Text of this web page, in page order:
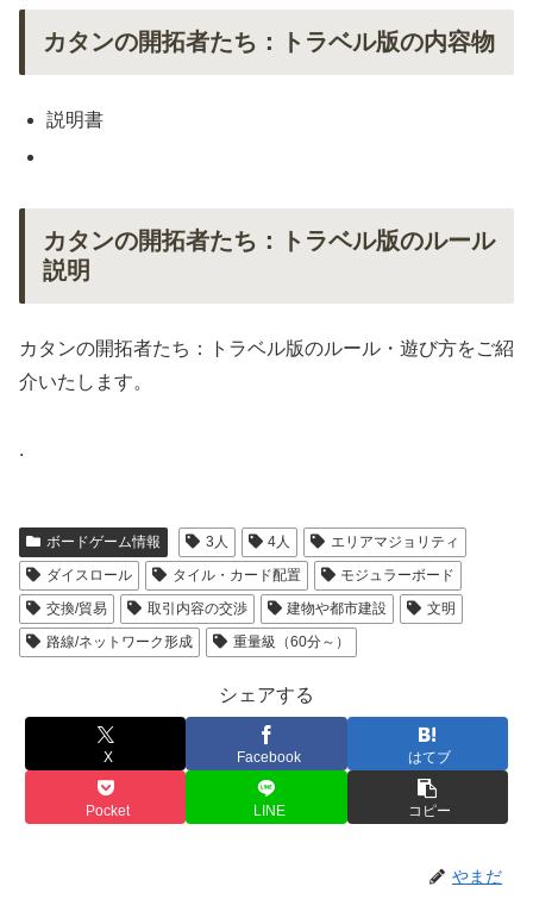
カタンの開拓者たち：トラベル版の内容物
説明書
カタンの開拓者たち：トラベル版のルール
説明
カタンの開拓者たち：トラベル版のルール・遊び方をご紹
介いたします。
.
ボードゲーム情報 3人 4人
エリアマジョリティ
ダイスロール
タイル・カード配置
モジュラーボード
交換/貿易
取引内容の交渉 建物や都市建設
文明
路線/ネットワーク形成
重量級（60分～）
シェアする
X Facebook はてブ
Pocket LINE コピー
やまだ